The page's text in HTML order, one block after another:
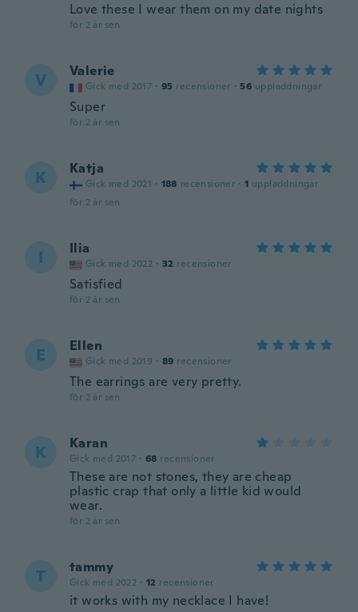
Love these I wear them on my date nights
för 2 år sen
V Valerie
Gick med 2017 · 95 recensioner · 56 uppladdningar
Super
för 2 år sen
K Katja
Gick med 2021 · 188 recensioner · 1 uppladdningar
för 2 år sen
I Ilia
Gick med 2022 · 32 recensioner
Satisfied
för 2 år sen
E Ellen
Gick med 2019 · 89 recensioner
The earrings are very pretty.
för 2 år sen
K Karan
Gick med 2017 · 68 recensioner
These are not stones, they are cheap
plastic crap that only a little kid would
wear.
för 2 år sen
T tammy
Gick med 2022 · 12 recensioner
it works with my necklace I have!